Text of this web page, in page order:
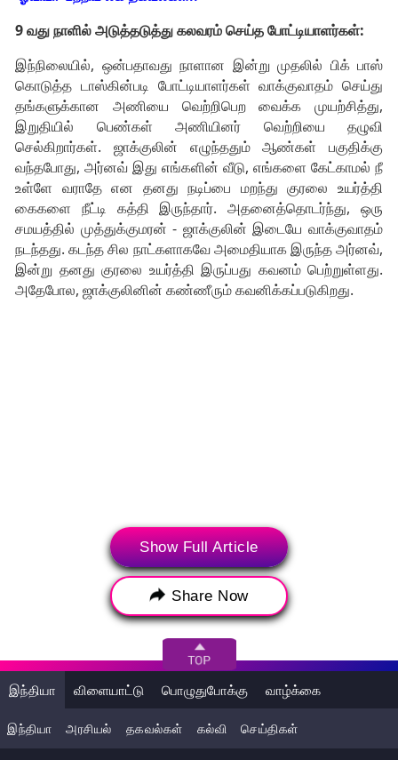
9 வது நாளில் அடுத்தடுத்து கலவரம் செய்த போட்டியாளர்கள்:
இந்நிலையில், ஒன்பதாவது நாளான இன்று முதலில் பிக் பாஸ்
கொடுத்த டாஸ்கின்படி போட்டியாளர்கள் வாக்குவாதம் செய்து
தங்களுக்கான அணியை வெற்றிபெற வைக்க முயற்சித்து,
இறுதியில் பெண்கள் அணியினர் வெற்றியை தழுவி
செல்கிறார்கள். ஜாக்குலின் எழுந்ததும் ஆண்கள் பகுதிக்கு
வந்தபோது, அர்னவ் இது எங்களின் வீடு, எங்களை கேட்காமல் நீ
உள்ளே வராதே என தனது நடிப்பை மறந்து குரலை உயர்த்தி
கைகளை நீட்டி கத்தி இருந்தார். அதனைத்தொடர்ந்து, ஒரு
சமயத்தில் முத்துக்குமரன் - ஜாக்குலின் இடையே வாக்குவாதம்
நடந்தது. கடந்த சில நாட்களாகவே அமைதியாக இருந்த அர்னவ்,
இன்று தனது குரலை உயர்த்தி இருப்பது கவனம் பெற்றுள்ளது.
அதேபோல, ஜாக்குலினின் கண்ணீரும் கவனிக்கப்படுகிறது.
நான்காவது ப்ரோமோ - ஜாக்குலின் தனது அழுகையாக
முத்துக்குமாரனிடம் வாக்குவாதம் செய்தல்:
Show Full Article
Share Now
இந்தியா விளையாட்டு பொழுதுபோக்கு வாழ்க்கை
இந்தியா அரசியல் தகவல்கள் கல்வி செய்திகள்